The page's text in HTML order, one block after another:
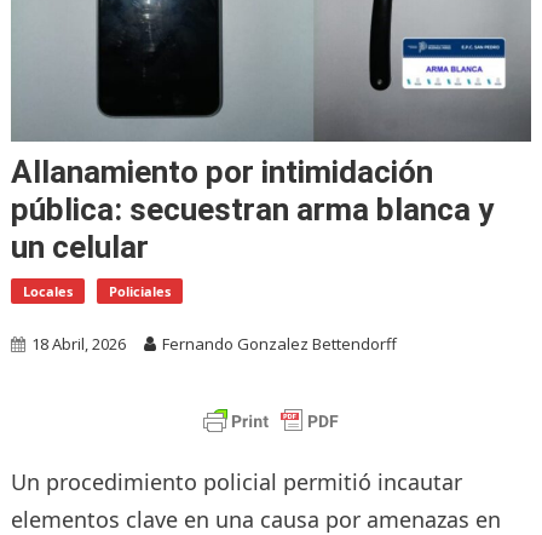
Allanamiento por intimidación
pública: secuestran arma blanca y
un celular
Locales Policiales
18 Abril, 2026 Fernando Gonzalez Bettendorff
Un procedimiento policial permitió incautar
elementos clave en una causa por amenazas en